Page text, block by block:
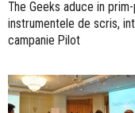
The Geeks aduce in prim-
instrumentele de scris,
campanie Pilot